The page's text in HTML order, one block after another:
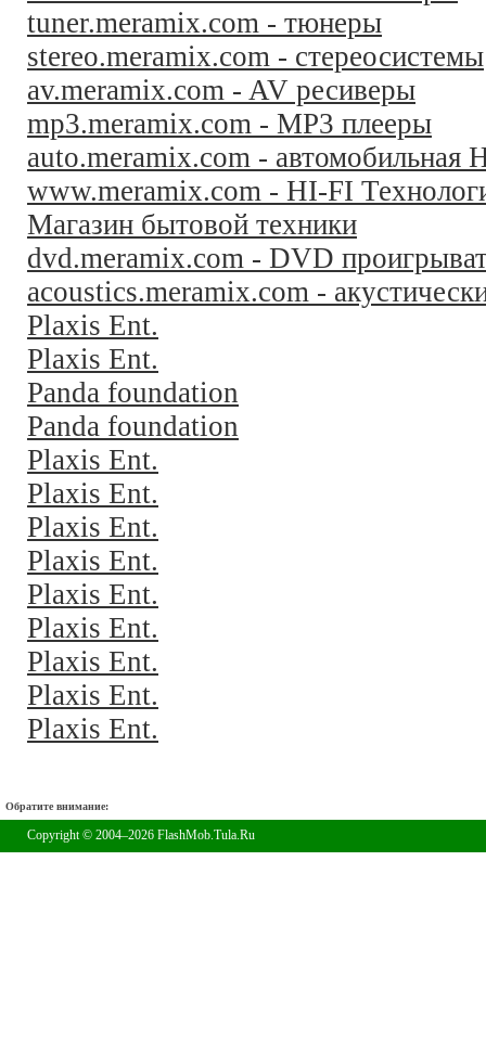
tuner.meramix.com - тюнеры
stereo.meramix.com - стереосистемы
av.meramix.com - AV ресиверы
mp3.meramix.com - MP3 плееры
auto.meramix.com - автомобильная
www.meramix.com - HI-FI
Магазин бытовой техники
dvd.meramix.com - DVD
acoustics.meramix.com -
Plaxis Ent.
Plaxis Ent.
Panda foundation
Panda foundation
Plaxis Ent.
Plaxis Ent.
Plaxis Ent.
Plaxis Ent.
Plaxis Ent.
Plaxis Ent.
Plaxis Ent.
Plaxis Ent.
Plaxis Ent.
Обратите внимание:
Copyright © 2004–2026 FlashMob.Tula.Ru